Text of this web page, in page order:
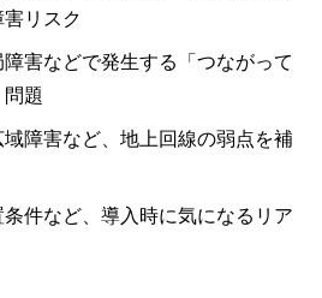
リスク
害などで発生する「つながって
題
障害など、地上回線の弱点を補
件など、導入時に気になるリア